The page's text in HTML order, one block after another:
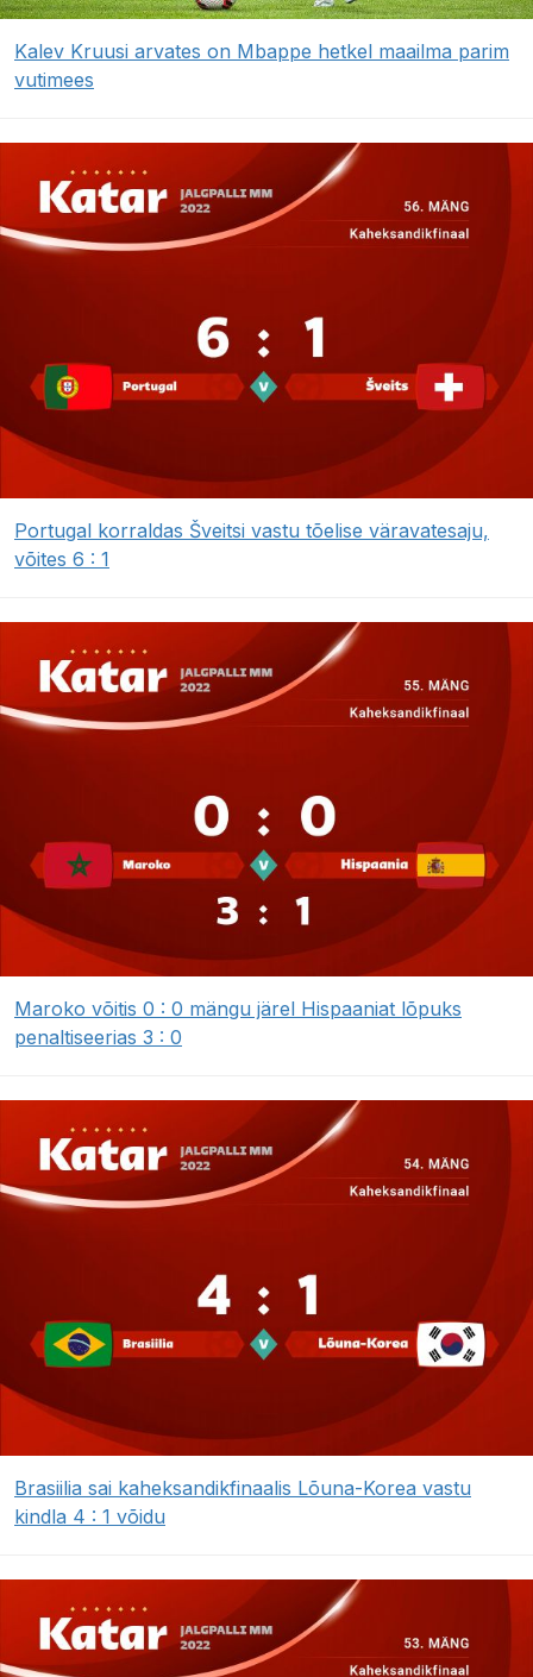
Kalev Kruusi arvates on Mbappe hetkel maailma parim
vutimees
Portugal korraldas Šveitsi vastu tõelise väravatesaju,
võites 6 : 1
Maroko võitis 0 : 0 mängu järel Hispaaniat lõpuks
penaltiseerias 3 : 0
Brasiilia sai kaheksandikfinaalis Lõuna-Korea vastu
kindla 4 : 1 võidu